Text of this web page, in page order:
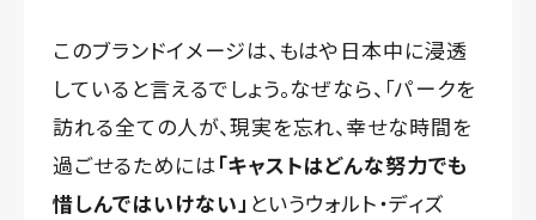
このブランドイメージは、もはや日本中に浸透
していると言えるでしょう。なぜなら、「パークを
訪れる全ての人が、現実を忘れ、幸せな時間を
過ごせるためには「キャストはどんな努力でも
惜しんではいけない」 というウォルト・ディズ